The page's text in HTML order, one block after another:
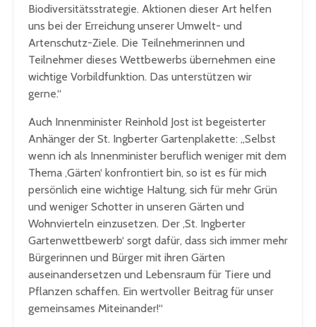
Biodiversitätsstrategie. Aktionen dieser Art helfen
uns bei der Erreichung unserer Umwelt- und
Artenschutz-Ziele. Die Teilnehmerinnen und
Teilnehmer dieses Wettbewerbs übernehmen eine
wichtige Vorbildfunktion. Das unterstützen wir
gerne.“
Auch Innenminister Reinhold Jost ist begeisterter
Anhänger der St. Ingberter Gartenplakette: „Selbst
wenn ich als Innenminister beruflich weniger mit dem
Thema ‚Gärten‘ konfrontiert bin, so ist es für mich
persönlich eine wichtige Haltung, sich für mehr Grün
und weniger Schotter in unseren Gärten und
Wohnvierteln einzusetzen. Der ‚St. Ingberter
Gartenwettbewerb‘ sorgt dafür, dass sich immer mehr
Bürgerinnen und Bürger mit ihren Gärten
auseinandersetzen und Lebensraum für Tiere und
Pflanzen schaffen. Ein wertvoller Beitrag für unser
gemeinsames Miteinander!“